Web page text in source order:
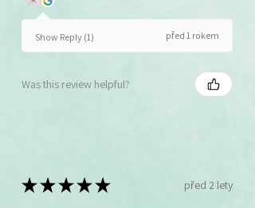
Show Reply (1) před 1 rokem
Was this review helpful?
★★★★★ před 2 lety